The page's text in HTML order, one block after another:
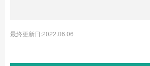
最終更新日:2022.06.06